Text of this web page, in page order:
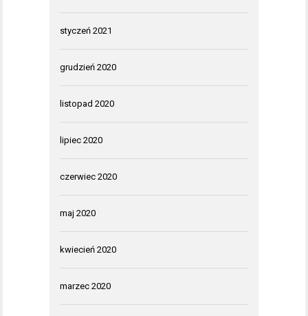
styczeń 2021
grudzień 2020
listopad 2020
lipiec 2020
czerwiec 2020
maj 2020
kwiecień 2020
marzec 2020